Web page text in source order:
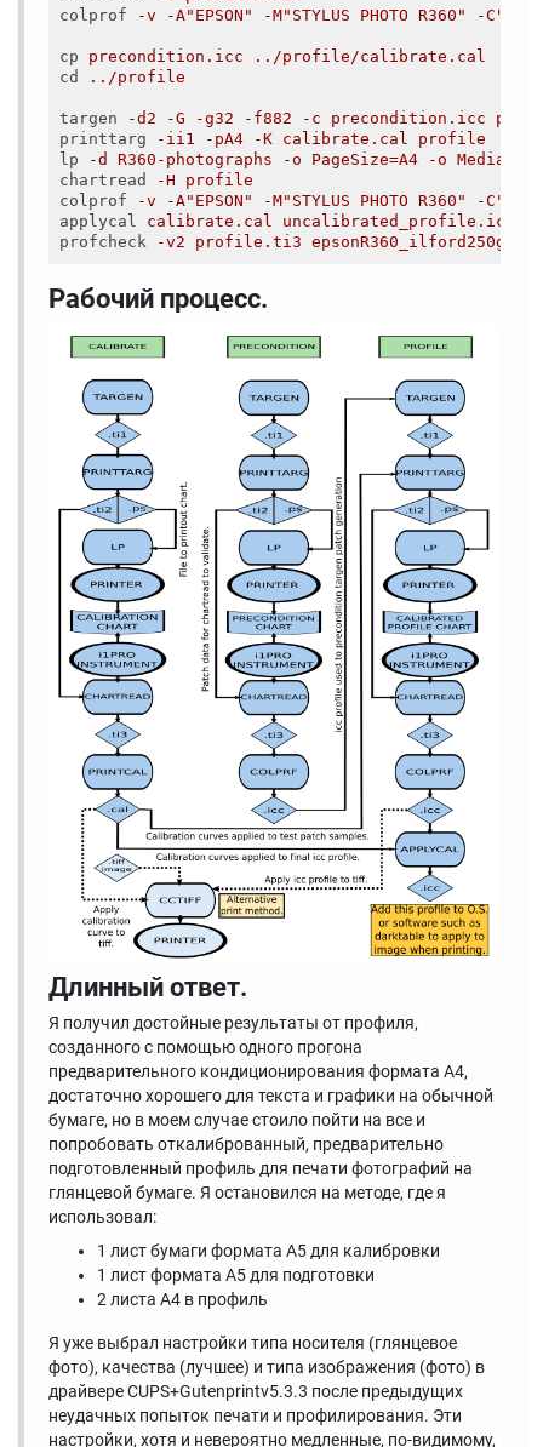
colprof
-v -A"EPSON" -M"STYLUS PHOTO R360"
cp
precondition.icc ../profile/calibrate.cal
cd
../profile
targen
-d2 -G -g32 -f882 -c precondition.icc
printtarg
-ii1 -pA4 -K calibrate.cal profile
lp
-d R360-photographs -o PageSize=A4 -o
chartread
-H profile
colprof
-v -A"EPSON" -M"STYLUS PHOTO R360"
applycal
calibrate.cal uncalibrated_profile.icc
profcheck
-v2 profile.ti3
Рабочий процесс.
Длинный ответ.
Я получил достойные результаты от профиля,
созданного с помощью одного прогона
предварительного кондиционирования формата A4,
достаточно хорошего для текста и графики на обычной
бумаге, но в моем случае стоило пойти на все и
попробовать откалиброванный, предварительно
подготовленный профиль для печати фотографий на
глянцевой бумаге. Я остановился на методе, где я
использовал:
1 лист бумаги формата А5 для калибровки
1 лист формата А5 для подготовки
2 листа А4 в профиль
Я уже выбрал настройки типа носителя (глянцевое
фото), качества (лучшее) и типа изображения (фото) в
драйвере CUPS+Gutenprintv5.3.3 после предыдущих
неудачных попыток печати и профилирования. Эти
настройки, хотя и невероятно медленные, по-видимому,